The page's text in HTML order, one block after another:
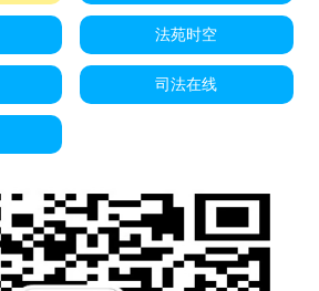
法苑时空
司法在线